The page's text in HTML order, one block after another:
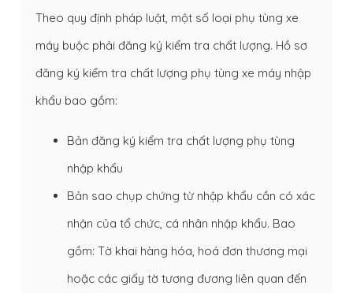
Theo quy định pháp luật, một số loại phụ tùng xe
máy buộc phải đăng ký kiểm tra chất lượng. Hồ sơ
đăng ký kiểm tra chất lượng phụ tùng xe máy nhập
khẩu bao gồm:
Bản đăng ký kiểm tra chất lượng phụ tùng
nhập khẩu
Bản sao chụp chứng từ nhập khẩu cần có xác
nhận của tổ chức, cá nhân nhập khẩu. Bao
gồm: Tờ khai hàng hóa, hoá đơn thương mại
hoặc các giấy tờ tương đương liên quan đến